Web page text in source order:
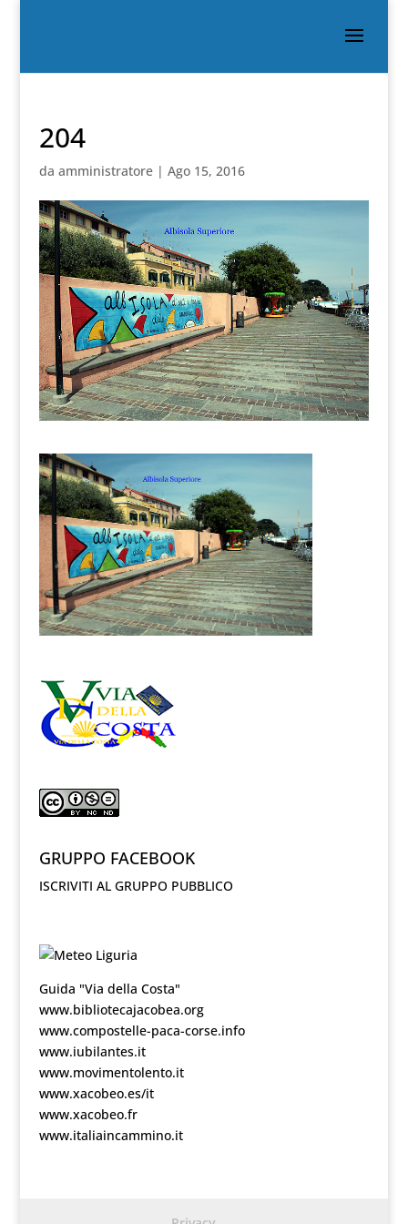
204
da amministratore| Ago 15, 2016
GRUPPO FACEBOOK
ISCRIVITI AL GRUPPO PUBBLICO
Guida "Via della Costa"
www.bibliotecajacobea.org
www.compostelle-paca-corse.info
www.iubilantes.it
www.movimentolento.it
www.xacobeo.es/it
www.xacobeo.fr
www.italiaincammino.it